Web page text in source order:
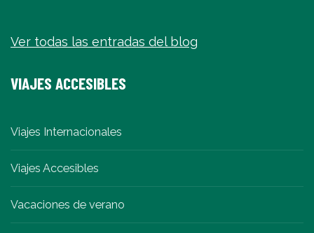
Ver todas las entradas del blog
VIAJES ACCESIBLES
Viajes Internacionales
Viajes Accesibles
Vacaciones de verano